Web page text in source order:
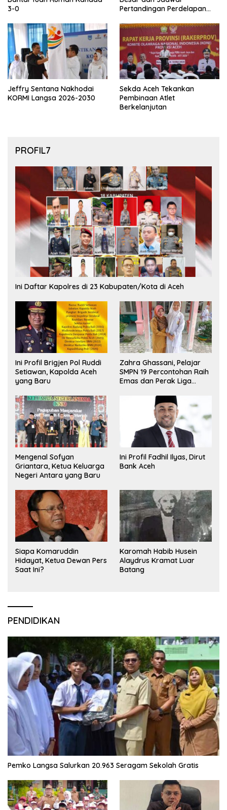
3-0
Pertandingan Perdelapan
Jeffry Sentana Nakhodai
KORMI Langsa 2026-2030
Sekda Aceh Tekankan
Pembinaan Atlet
Berkelanjutan
PROFIL7
Ini Daftar Kapolres di 23 Kabupaten/Kota di Aceh
Ini Profil Brigjen Pol Ruddi
Setiawan, Kapolda Aceh
yang Baru
Zahra Ghassani, Pelajar
SMPN 19 Percontohan Raih
Emas dan Perak Liga
Mengenal Sofyan
Griantara, Ketua Keluarga
Negeri Antara yang Baru
Ini Profil Fadhil Ilyas, Dirut
Bank Aceh
Siapa Komaruddin
Hidayat, Ketua Dewan Pers
Saat Ini?
Karomah Habib Husein
Alaydrus Kramat Luar
Batang
PENDIDIKAN
Pemko Langsa Salurkan 20.963 Seragam Sekolah Gratis